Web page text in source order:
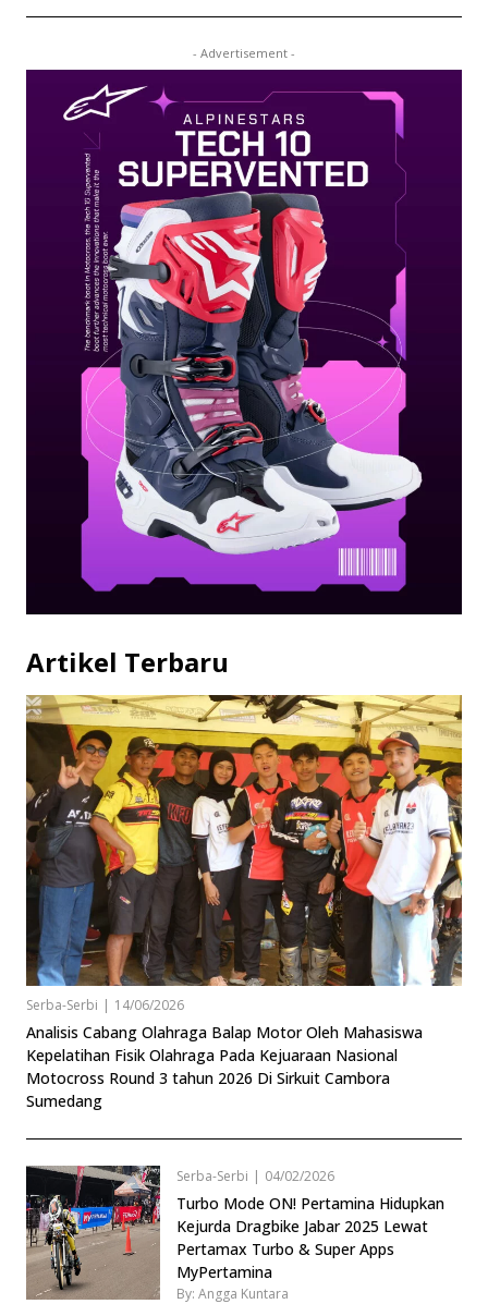
- Advertisement -
Artikel Terbaru
Serba-Serbi | 14/06/2026
Analisis Cabang Olahraga Balap Motor Oleh Mahasiswa
Kepelatihan Fisik Olahraga Pada Kejuaraan Nasional
Motocross Round 3 tahun 2026 Di Sirkuit Cambora
Sumedang
Serba-Serbi | 04/02/2026
Turbo Mode ON! Pertamina Hidupkan
Kejurda Dragbike Jabar 2025 Lewat
Pertamax Turbo & Super Apps
MyPertamina
By: Angga Kuntara